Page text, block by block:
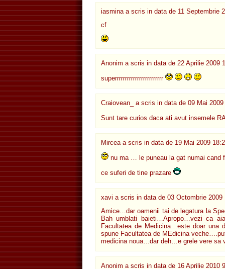
iasmina a scris in data de 11 Septembrie
cf
Anonim a scris in data de 22 Aprilie 2009
superrrrrrrrrrrrrrrrrrrrrrrr
Craiovean_ a scris in data de 09 Mai
Sunt tare curios daca ati avut insemele
Mircea a scris in data de 19 Mai 2009
nu ma … le puneau la gat numai cand
ce suferi de tine prazare
xavi a scris in data de 03 Octombrie 2009
Amice…dar oamenii tai de legatura la
Bah umblati baieti…Apropo…vezi ca
Facultatea de Medicina…este doar
spune Facultatea de MEdicina
medicina noua…dar deh…e grele vere
Anonim a scris in data de 16 Aprilie 2010